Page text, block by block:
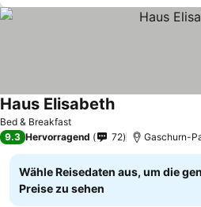
Bed & Breakfast
Haus Elisabeth
9.3 Hervorragend 72
Wähle Reisedaten aus, um die
Preise zu sehen